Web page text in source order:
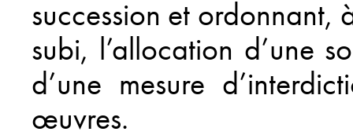
succession et ordonnant,
subi, l’allocation d’une
d’une mesure
œuvres.